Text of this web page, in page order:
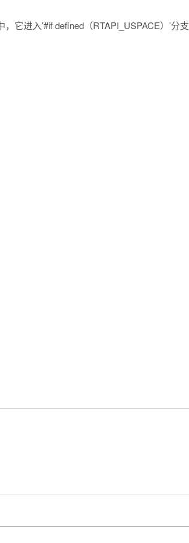
它进入’#if defined（RTAPI_USPACE）’分支